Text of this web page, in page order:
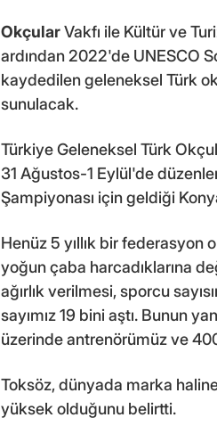
OkçularVakfı ile Kültür ve
ardından 2022'de UNESCO
kaydedilen geleneksel Türk
sunulacak.
Türkiye Geleneksel Türk
31 Ağustos-1 Eylül'de
Şampiyonası için geldiği
Henüz 5 yıllık bir federasyon
yoğun çaba harcadıklarına
ağırlık verilmesi, sporcu
sayımız 19 bini aştı. Bunun
üzerinde antrenörümüz ve
Toksöz, dünyada marka
yüksek olduğunu belirtti.